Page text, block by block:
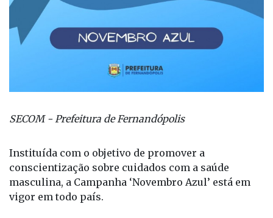
SECOM - Prefeitura de Fernandópolis
Instituída com o objetivo de promover a
conscientização sobre cuidados com a saúde